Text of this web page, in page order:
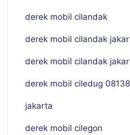
derek mobil cilandak
derek mobil cilandak
derek mobil cilandak
derek mobil ciledug
jakarta
derek mobil cilegon